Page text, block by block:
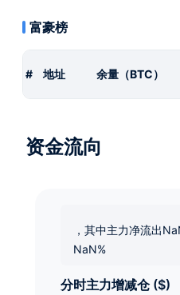
富豪榜
# 地址 余量（BTC）
资金流向
，其中主力净流出
NaN%
分时主力增减仓 ($)